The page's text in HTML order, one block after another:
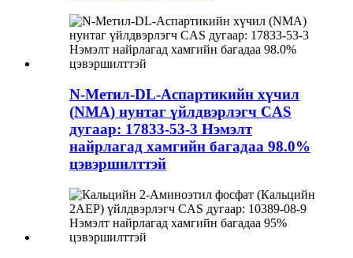
N-Метил-DL-Аспартикийн хүчил
(NMA) нунтаг үйлдвэрлэгч CAS
дугаар: 17833-53-3 Нэмэлт
найрлагад хамгийн багадаа 98.0%
цэвэршилттэй